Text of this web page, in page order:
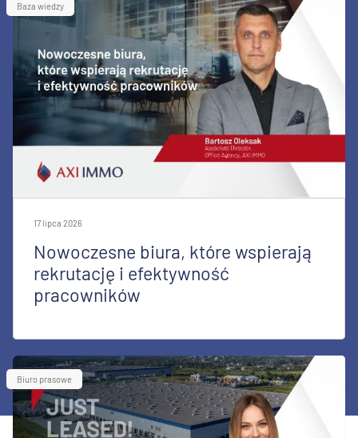
Baza wiedzy
17 lipca 2026
Nowoczesne biura, które wspierają
rekrutację i efektywność
pracowników
Biuro prasowe